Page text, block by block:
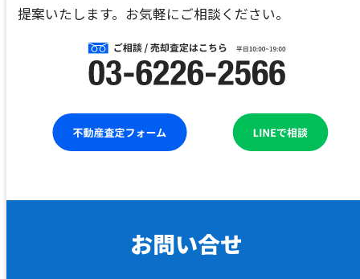
提案いたします。お気軽にご相談ください。